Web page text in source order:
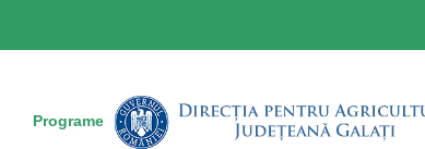
Programe